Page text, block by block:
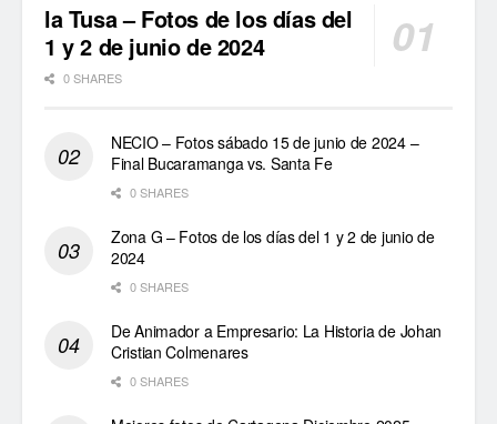
la Tusa – Fotos de los días del
1 y 2 de junio de 2024
0 SHARES
NECIO – Fotos sábado 15 de junio de 2024 –
Final Bucaramanga vs. Santa Fe
0 SHARES
Zona G – Fotos de los días del 1 y 2 de junio de
2024
0 SHARES
De Animador a Empresario: La Historia de Johan
Cristian Colmenares
0 SHARES